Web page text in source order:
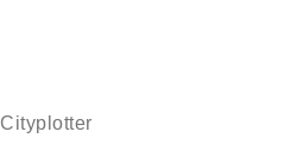
Cityplotter